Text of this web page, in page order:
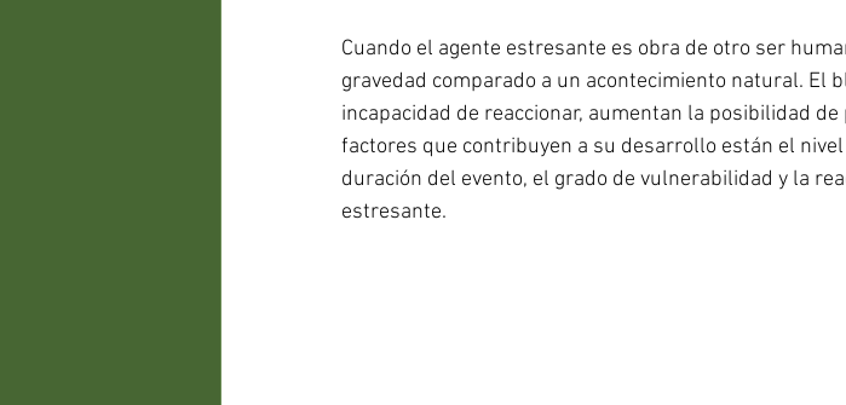
Cuando el agente estresante es obra de otro ser
gravedad comparado a un acontecimiento natural. El
incapacidad de reaccionar, aumentan la posibilidad
factores que contribuyen a su desarrollo están el
duración del evento, el grado de vulnerabilidad y la
estresante.